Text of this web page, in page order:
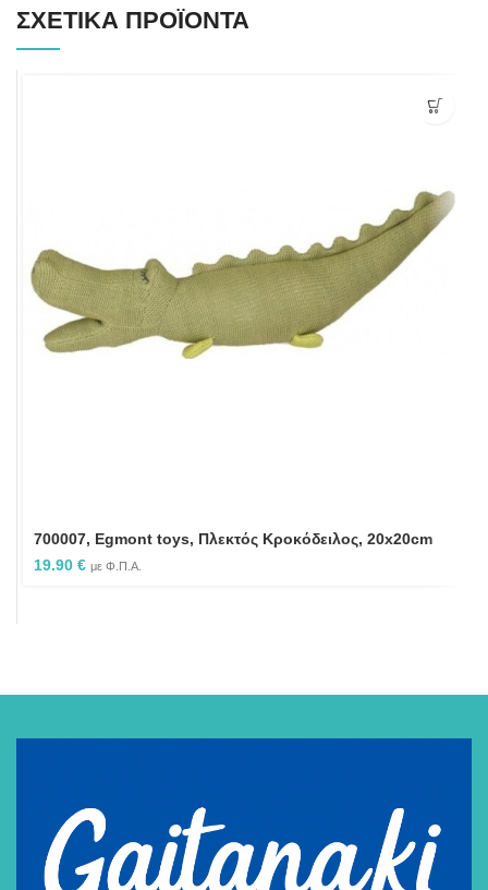
ΣΧΕΤΙΚΆ ΠΡΟΪΌΝΤΑ
700007, Egmont toys, Πλεκτός Κροκόδειλος, 20x20cm
19.90 € με Φ.Π.Α.